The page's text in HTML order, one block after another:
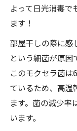
よって日光消毒で
ます！
部屋干しの際に感
という細菌が原因
このモクセラ菌
ているため、高温
ます。菌の減少率
います。